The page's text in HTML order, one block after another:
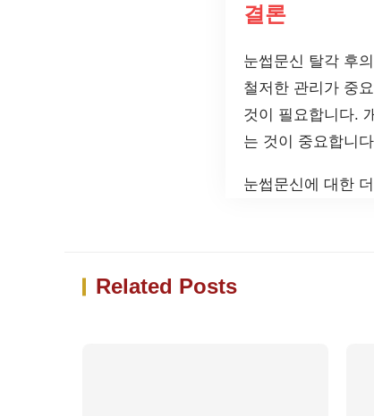
결론
눈썹문신 탈각 후
철저한 관리가 중
것이 필요합니다.
는 것이 중요합니
눈썹문신에 대한
Related Posts